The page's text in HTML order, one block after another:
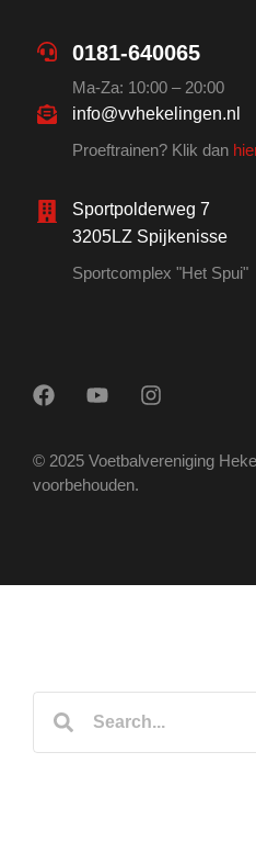
0181-640065
Ma-Za: 10:00 – 20:00
info@vvhekelingen.nl
Proeftrainen? Klik dan
Sportpolderweg 7
3205LZ Spijkenisse
Sportcomplex "Het Spui"
© 2025 Voetbalvereniging
voorbehouden.